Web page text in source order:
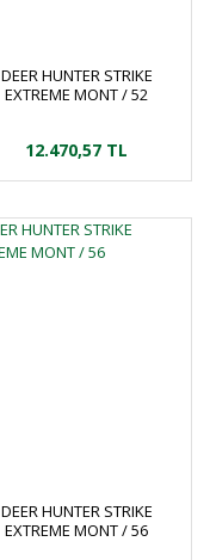
DEER HUNTER STRIKE
EXTREME MONT / 52
12.470,57 TL
DEER HUNTER STRIKE
EXTREME MONT / 56